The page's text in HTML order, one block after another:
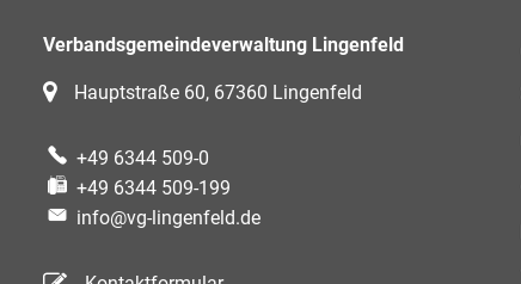
Verbandsgemeindeverwaltung Lingenfeld
Hauptstraße 60, 67360 Lingenfeld
+49 6344 509-0
+49 6344 509-199
info@vg-lingenfeld.de